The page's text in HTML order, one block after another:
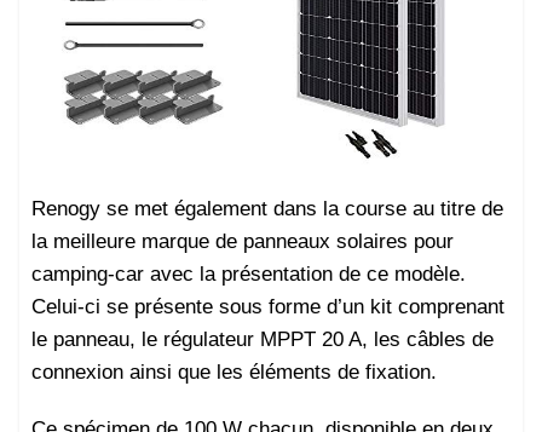
Renogy se met également dans la course au titre de
la meilleure marque de panneaux solaires pour
camping-car avec la présentation de ce modèle.
Celui-ci se présente sous forme d’un kit comprenant
le panneau, le régulateur MPPT 20 A, les câbles de
connexion ainsi que les éléments de fixation.